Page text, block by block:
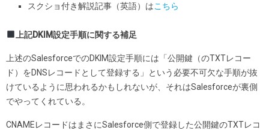
スクショ付き解説記事（英語）はこちら
上記DKIM設定手順に関する補足
上述のSalesforceでのDKIM設定手順には「公開鍵（のTXTレコー
ド）をDNSレコードとして登録する」という必要不可欠な手順が抜
けているように思われるかもしれないが、それはSalesforceが裏側
でやってくれている。
CNAMEレコードはまさにSalesforce側で登録した公開鍵のTXTレコ